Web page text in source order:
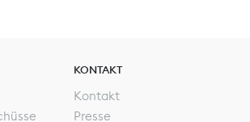
KONTAKT
Kontakt
Presse